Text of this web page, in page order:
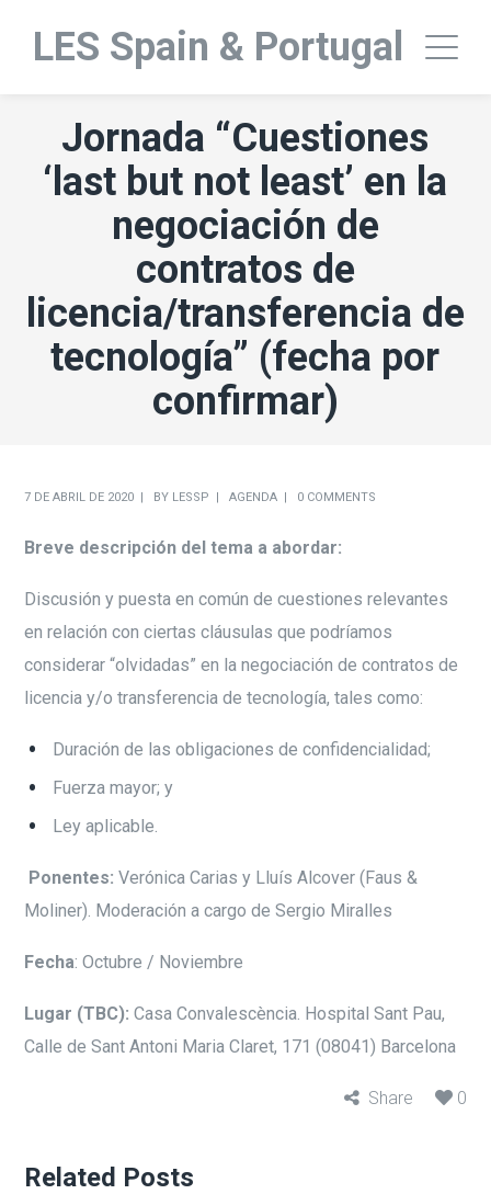
LES Spain & Portugal
Jornada “Cuestiones
‘last but not least’ en la
negociación de
contratos de
licencia/transferencia de
tecnología” (fecha por
confirmar)
7 DE ABRIL DE 2020 BY LESSP AGENDA 0 COMMENTS
Breve descripción del tema a abordar:
Discusión y puesta en común de cuestiones relevantes
en relación con ciertas cláusulas que podríamos
considerar “olvidadas” en la negociación de contratos de
licencia y/o transferencia de tecnología, tales como:
Duración de las obligaciones de confidencialidad;
Fuerza mayor; y
Ley aplicable.
Ponentes: Verónica Carias y Lluís Alcover (Faus &
Moliner). Moderación a cargo de Sergio Miralles
Fecha: Octubre / Noviembre
Lugar (TBC): Casa Convalescència. Hospital Sant Pau,
Calle de Sant Antoni Maria Claret, 171 (08041) Barcelona
Share 0
Related Posts